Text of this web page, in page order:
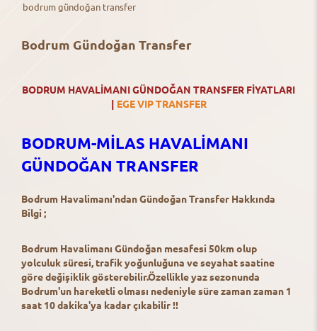
bodrum gündoğan transfer
Bodrum Gündoğan Transfer
BODRUM HAVALİMANI GÜNDOĞAN TRANSFER FİYATLARI
| EGE VIP TRANSFER
BODRUM-MİLAS HAVALİMANI
GÜNDOĞAN TRANSFER
Bodrum Havalimanı'ndan Gündoğan Transfer Hakkında
Bilgi ;
Bodrum Havalimanı Gündoğan mesafesi 50km olup
yolculuk süresi, trafik yoğunluğuna ve seyahat saatine
göre değişiklik gösterebilir.Özellikle yaz sezonunda
Bodrum'un hareketli olması nedeniyle süre zaman zaman 1
saat 10 dakika'ya kadar çıkabilir !!